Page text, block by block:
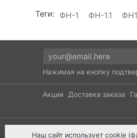
Теги: ФН-1 ФН-1.1
Нажимая на кнопку
Акции Доставка заказа
8 800 2018-054
Наш сайт использует cookie